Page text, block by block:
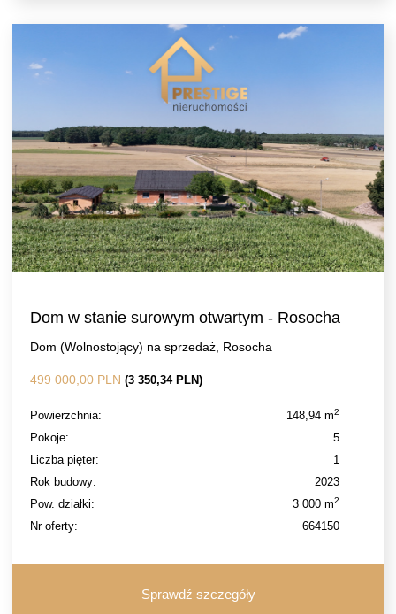
Dom w stanie surowym otwartym - Rosocha
Dom (Wolnostojący) na sprzedaż, Rosocha
499 000,00 PLN (3 350,34 PLN)
Powierzchnia: 148,94 m2
Pokoje:
5
Liczba pięter:
1
Rok budowy:
2023
Pow. działki:
3 000 m2
Nr oferty: 664150
Sprawdź szczegóły